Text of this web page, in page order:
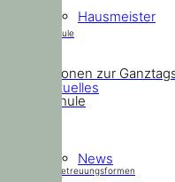
Hausmeister
Aktuelles
News
Ganztagsschule
Informationen zur
Grundschule
Städtische Betreuungsformen